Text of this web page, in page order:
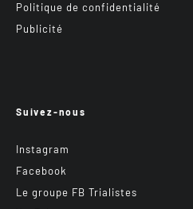
Politique de confidentialité
Publicité
Suivez-nous
Instagram
Facebook
Le groupe FB Trialistes